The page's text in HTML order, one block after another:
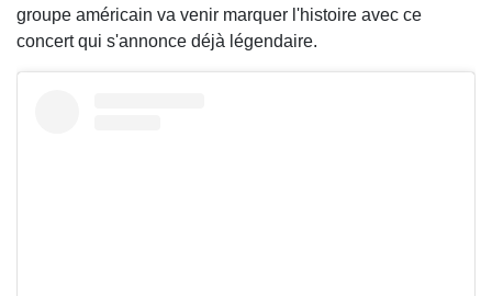
groupe américain va venir marquer l'histoire avec ce
concert qui s'annonce déjà légendaire.